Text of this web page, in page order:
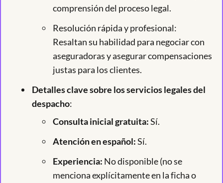
comprensión del proceso legal.
Resolución rápida y profesional:
Resaltan su habilidad para negociar con
aseguradoras y asegurar compensaciones
justas para los clientes.
Detalles clave sobre los servicios legales del
despacho:
Consulta inicial gratuita:Sí.
Atención en español:Sí.
Experiencia: No disponible (no se
menciona explícitamente en la ficha o